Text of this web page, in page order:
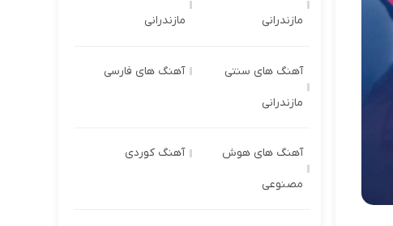
مازندرانی مازندرانی
آهنگ های سنتی
مازندرانی
آهنگ های فارسی
آهنگ های هوش
مصنوعی
آهنگ کوردی